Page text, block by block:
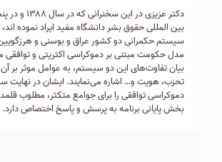
دکتر عزیزی در
بین المللی حقوق بشر دانشگاه مفید ایراد نموده
سیستم حکمرانی دو کشور عراق و بوسنی و
مدل حکومت مبتنی بر دموکراسی اکثریتی و توافقی
بیان تفاوت‌های این دو سیستم، به عوامل موثر بر
تحزب، هویت و… اشاره می‌نمایند. ایشان در نهایت
دموکراسی توافقی را برای جوامع متکثر، مطلوب
بخش پایانی برنامه به پرسش و پاسخ اختصاص دارد.